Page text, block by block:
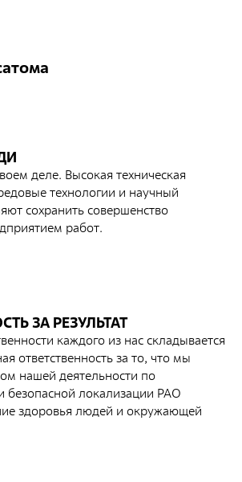
деле. Высокая техническая
технологии и научный
сохранить совершенство
работ.
ЗА РЕЗУЛЬТАТ
каждого из нас складывается
ответственность за то, что мы
нашей деятельности по
безопасной локализации РАО
здоровья людей и окружающей
оценки воздействия на
и ОИИИ
мониторинг